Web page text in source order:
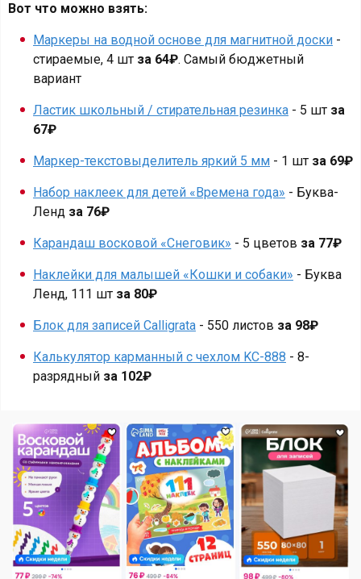
Вот что можно взять:
Маркеры на водной основе для магнитной доски -
стираемые, 4 шт за 64₽. Самый бюджетный
вариант
Ластик школьный / стирательная резинка - 5 шт за
67₽
Маркер-текстовыделитель яркий 5 мм - 1 шт за 69₽
Набор наклеек для детей «Времена года» - Буква-
Ленд за 76₽
Карандаш восковой «Снеговик» - 5 цветов за 77₽
Наклейки для малышей «Кошки и собаки» - Буква
Ленд, 111 шт за 80₽
Блок для записей Calligrata - 550 листов за 98₽
Калькулятор карманный с чехлом KC-888 - 8-
разрядный за 102₽